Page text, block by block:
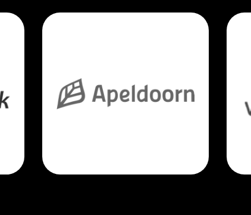
Premium founders